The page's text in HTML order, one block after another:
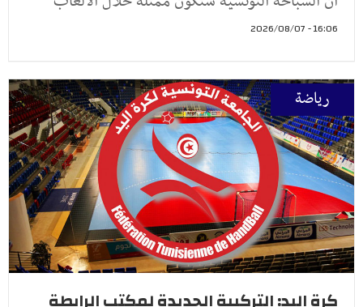
16:06 - 2026/08/07
رياضة